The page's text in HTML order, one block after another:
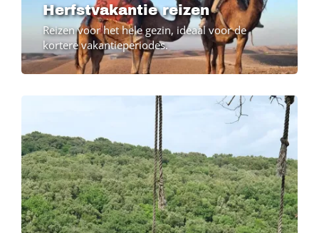
Herfstvakantie reizen
Reizen voor het hele gezin, ideaal voor de
kortere vakantieperiodes.